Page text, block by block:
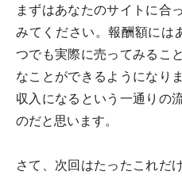
まずはあなたのサイトに合
みてください。報酬額には
つでも実際に売ってみるこ
なことができるようになり
収入になるという一通りの
のだと思います。
さて、次回はたったこれだ